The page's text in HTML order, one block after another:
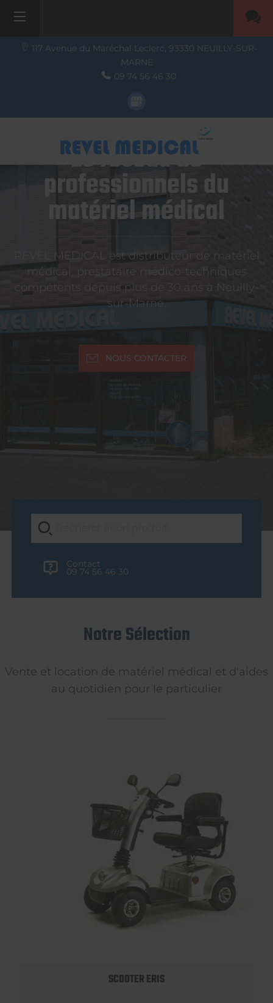
117 Avenue du Maréchal Leclerc, 93330 NEUILLY-SUR-
MARNE
09 74 56 46 30
Le réseau de
professionnels du
matériel médical
REVEL MEDICAL est distributeur de matériel
médical, prestataire médico-techniques
compétents depuis plus de 30 ans à Neuilly-
sur-Marne.
NOUS CONTACTER
Contact
09 74 56 46 30
Notre Sélection
Vente et location de matériel médical et d'aides
au quotidien pour le particulier
SCOOTER ERIS